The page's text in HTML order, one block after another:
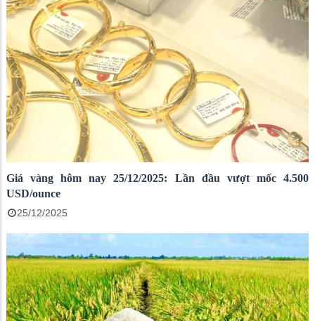
Giá vàng hôm nay 25/12/2025: Lần đầu vượt mốc 4.500
USD/ounce
25/12/2025